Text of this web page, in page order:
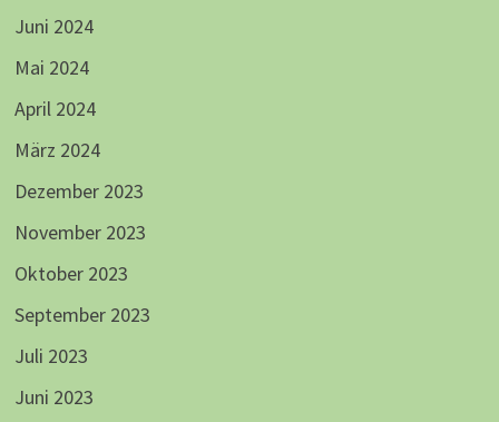
Juni 2024
Mai 2024
April 2024
März 2024
Dezember 2023
November 2023
Oktober 2023
September 2023
Juli 2023
Juni 2023